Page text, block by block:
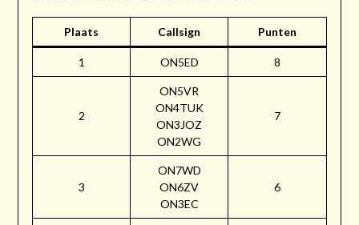
Plaats Callsign Punten
1 ON5ED 8
2
ON5VR
ON4TUK
ON3JOZ
ON2WG
7
3
ON7WD
ON6ZV
ON3EC
6